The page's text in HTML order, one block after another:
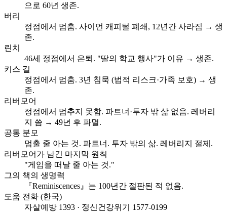
으로 60년 생존.
버리
정점에서 멈춤. 사이언 캐피털 폐쇄, 12년간 사라짐 → 생
존.
린치
46세 정점에서 은퇴. "딸의 학교 행사"가 이유 → 생존.
키스 길
정점에서 멈춤. 3년 침묵 (법적 리스크·가족 보호) → 생
존.
리버모어
정점에서 멈추지 못함. 파트너·투자 밖 삶 없음. 레버리
지 씀 → 49년 후 파멸.
공통 분모
멈출 줄 아는 것. 파트너. 투자 밖의 삶. 레버리지 절제.
리버모어가 남긴 마지막 원칙
"게임을 떠날 줄 아는 것."
그의 책의 생명력
『Reminiscences』는 100년간 절판된 적 없음.
도움 전화 (한국)
자살예방 1393 · 정신건강위기 1577-0199